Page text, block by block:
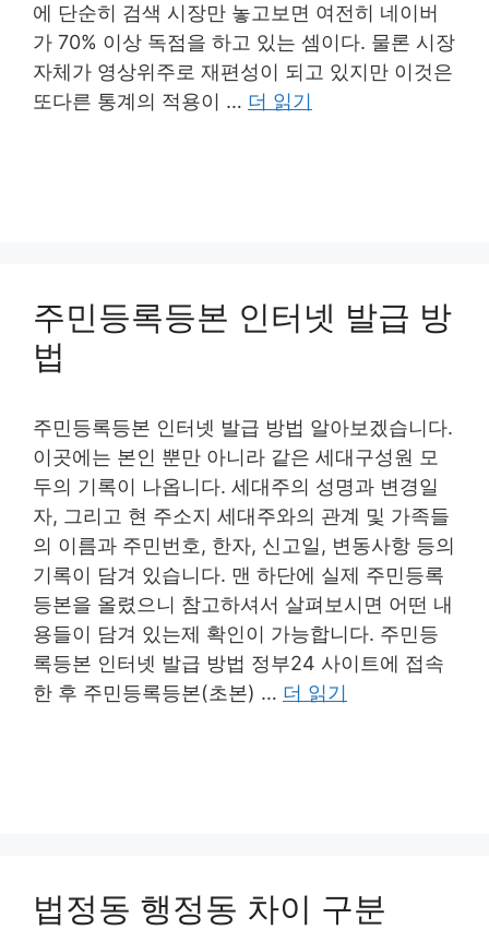
에 단순히 검색 시장만 놓고보면 여전히 네이버
가 70% 이상 독점을 하고 있는 셈이다. 물론 시장
자체가 영상위주로 재편성이 되고 있지만 이것은
또다른 통계의 적용이 … 더 읽기
주민등록등본 인터넷 발급 방
법
주민등록등본 인터넷 발급 방법 알아보겠습니다.
이곳에는 본인 뿐만 아니라 같은 세대구성원 모
두의 기록이 나옵니다. 세대주의 성명과 변경일
자, 그리고 현 주소지 세대주와의 관계 및 가족들
의 이름과 주민번호, 한자, 신고일, 변동사항 등의
기록이 담겨 있습니다. 맨 하단에 실제 주민등록
등본을 올렸으니 참고하셔서 살펴보시면 어떤 내
용들이 담겨 있는제 확인이 가능합니다. 주민등
록등본 인터넷 발급 방법 정부24 사이트에 접속
한 후 주민등록등본(초본) … 더 읽기
법정동 행정동 차이 구분